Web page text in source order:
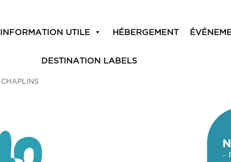
INFORMATION UTILE HÉBERGEMENT
DESTINATION LABELS
CHAPLINS
-